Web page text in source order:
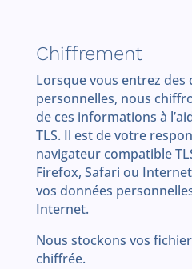
Chiffrement
Lorsque vous entrez des
personnelles, nous
de ces informations à
TLS. Il est de votre
navigateur compatible
Firefox, Safari ou
vos données
Internet.
Nous stockons vos
chiffrée.